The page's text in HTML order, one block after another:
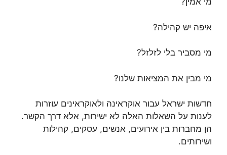
איפה יש קהילה?
מי מסביר בלי לזלזל?
מי מבין את המציאות שלנו?
חדשות ישראל עבור אוקראינה ולאוקראינים עוזרות
לענות על השאלות האלה לא ישירות, אלא דרך הקשר.
הן מחברות בין אירועים, אנשים, עסקים, קהילות
ושירותים.